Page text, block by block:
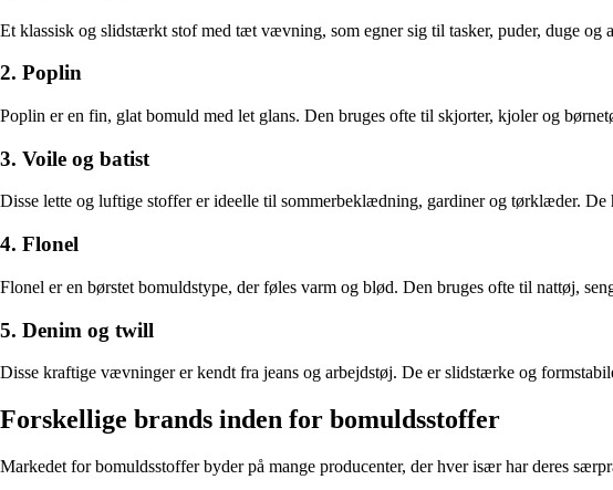
Et klassisk og slidstærkt stof med tæt vævning, som egner sig til tasker, puder, duge
2. Poplin
Poplin er en fin, glat bomuld med let glans. Den bruges ofte til skjorter, kjoler og
3. Voile og batist
Disse lette og luftige stoffer er ideelle til sommerbeklædning, gardiner og tørklæder.
4. Flonel
Flonel er en børstet bomuldstype, der føles varm og blød. Den bruges ofte til nattøj,
5. Denim og twill
Disse kraftige vævninger er kendt fra jeans og arbejdstøj. De er slidstærke og
Forskellige brands inden for bomuldsstoffer
Markedet for bomuldsstoffer byder på mange producenter, der hver især har deres